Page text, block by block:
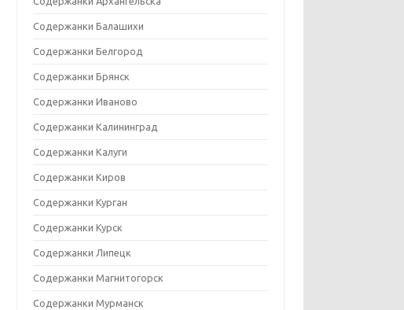
Содержанки Балашихи
Содержанки Белгород
Содержанки Брянск
Содержанки Иваново
Содержанки Калининград
Содержанки Калуги
Содержанки Киров
Содержанки Курган
Содержанки Курск
Содержанки Липецк
Содержанки Магнитогорск
Содержанки Мурманск